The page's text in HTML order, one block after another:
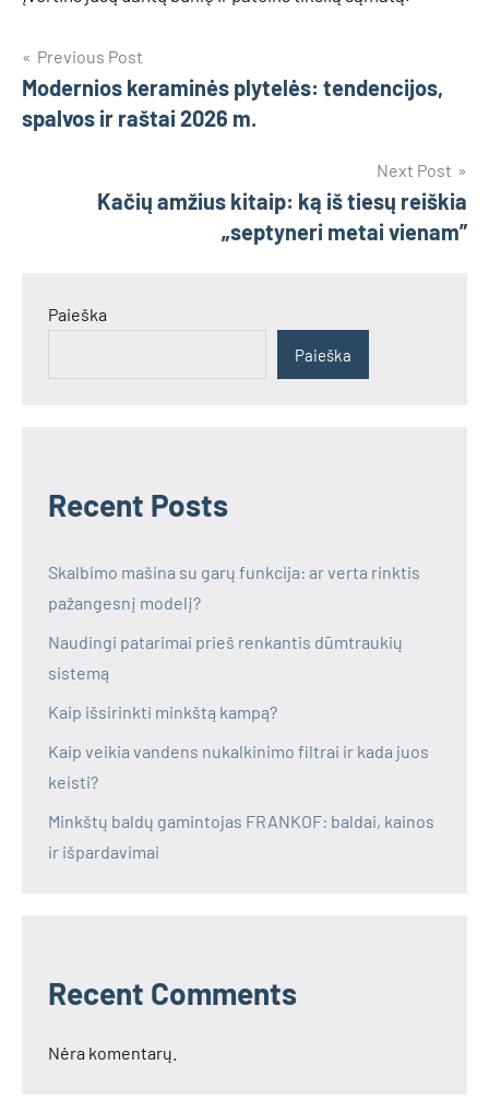
Navigacija
tarp
Previous Post
Modernios keraminės plytelės: tendencijos,
spalvos ir raštai 2026 m.
Next Post
Kačių amžius kitaip: ką iš tiesų reiškia
„septyneri metai vienam”
Paieška
Paieška
Recent Posts
Skalbimo mašina su garų funkcija: ar verta rinktis
pažangesnį modelį?
Naudingi patarimai prieš renkantis dūmtraukių
sistemą
Kaip išsirinkti minkštą kampą?
Kaip veikia vandens nukalkinimo filtrai ir kada juos
keisti?
Minkštų baldų gamintojas FRANKOF: baldai, kainos
ir išpardavimai
Recent Comments
Nėra komentarų.